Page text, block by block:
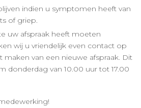
indien u symptomen heeft van
of griep.
uw afspraak heeft moeten
wij u vriendelijk even contact op
van een nieuwe afspraak. Dit
donderdag van 10.00 uur tot 17.00